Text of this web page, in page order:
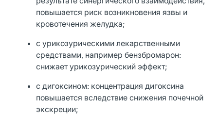
повышается риск возникновения язвы и
кровотечения желудка;
с урикозурическими лекарственными
средствами, например бензбромарон:
снижает урикозурический эффект;
с дигоксином: концентрация дигоксина
повышается вследствие снижения почечной
экскреции;